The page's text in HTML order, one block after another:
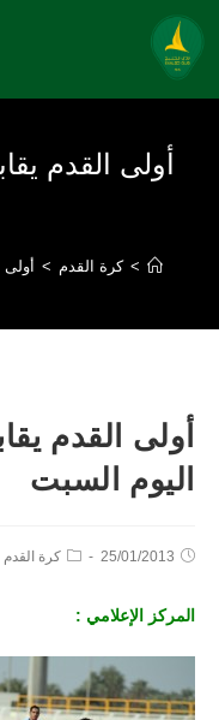
أولى القدم
> كرة القدم >
أولى القدم
اليوم السبت
25/01/2013 كرة القدم
المركز الإعلامي :